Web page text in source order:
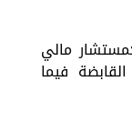
مالي
فيما